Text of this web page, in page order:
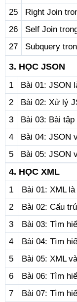
25
Right Join
26
Self Join
27
Subquery
3. HỌC JSON
1
Bài 01: JSON
2
Bài 02: Xử lý
3
Bài 03: Bài
4
Bài 04: JSON
5
Bài 05: JSON
4. HỌC XML
1
Bài 01: XML
2
Bài 02: Cấu
3
Bài 03: Tìm
4
Bài 04: Tìm
5
Bài 05: XML
6
Bài 06: Tìm
7
Bài 07: Tìm